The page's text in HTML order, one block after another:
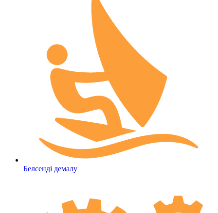
Белсенді демалу